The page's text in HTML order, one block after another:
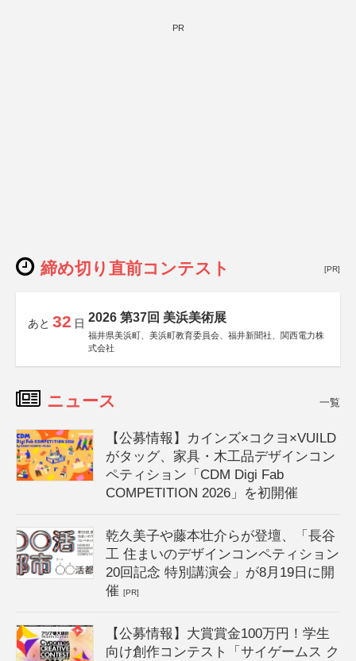
PR
締め切り直前コンテスト [PR]
あと 32 日 2026 第37回 美浜美術展
福井県美浜町、美浜町教育委員会、福井新聞社、関西電力株
式会社
ニュース 一覧
【公募情報】カインズ×コクヨ×VUILD
がタッグ、家具・木工品デザインコン
ペティション「CDM Digi Fab
COMPETITION 2026」を初開催
乾久美子や藤本壮介らが登壇、「長谷
工 住まいのデザインコンペティション
20回記念 特別講演会」が8月19日に開
催[PR]
【公募情報】大賞賞金100万円！学生
向け創作コンテスト「サイゲームス ク